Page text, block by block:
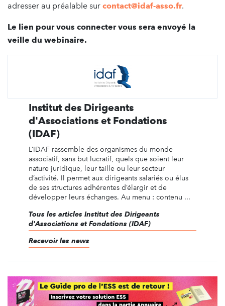
adresser au préalable sur contact@idaf-asso.fr.
Le lien pour vous connecter vous sera envoyé la
veille du webinaire.
Institut des Dirigeants
d'Associations et Fondations
(IDAF)
L’IDAF rassemble des organismes du monde
associatif, sans but lucratif, quels que soient leur
nature juridique, leur taille ou leur secteur
d’activité. Il permet aux dirigeants salariés ou élus
de ses structures adhérentes d’élargir et de
développer leurs échanges. Au menu : contenu ...
Tous les articles Institut des Dirigeants
d'Associations et Fondations (IDAF)
Recevoir les news